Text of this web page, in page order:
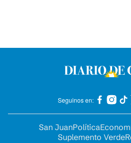
Seguinos en:
San JuanPolítica
Suplemento Verde